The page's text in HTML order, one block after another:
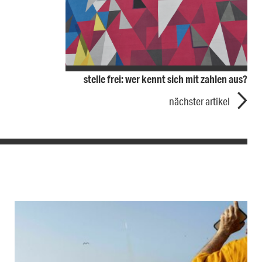
stelle frei: wer kennt sich mit zahlen aus?
nächster artikel